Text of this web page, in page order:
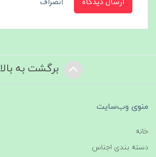
ارسال دیدگاه انصراف
برگشت به بالا
منوی وب‌سایت
خانه
دسته بندی اجناس